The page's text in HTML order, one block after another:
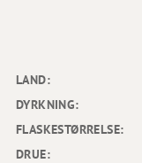
LAND:
DYRKNING:
FLASKESTØRRELSE:
DRUE: